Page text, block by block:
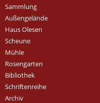
Sammlung
Außengelände
Haus Olesen
Scheune
Mühle
Rosengarten
Bibliothek
Schriftenreihe
Archiv